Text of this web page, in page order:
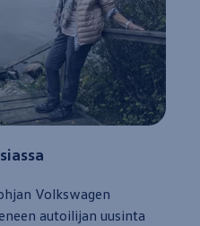
Volkswagen
autoilijan uusinta